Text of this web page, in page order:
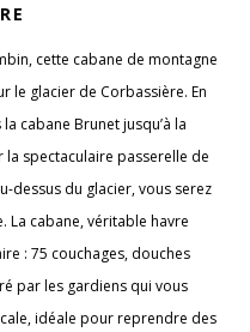
cette cabane de montagne
le glacier de Corbassière. En
cabane Brunet jusqu’à la
la spectaculaire passerelle de
dessus du glacier, vous serez
La cabane, véritable havre
: 75 couchages, douches
par les gardiens qui vous
idéale pour reprendre des